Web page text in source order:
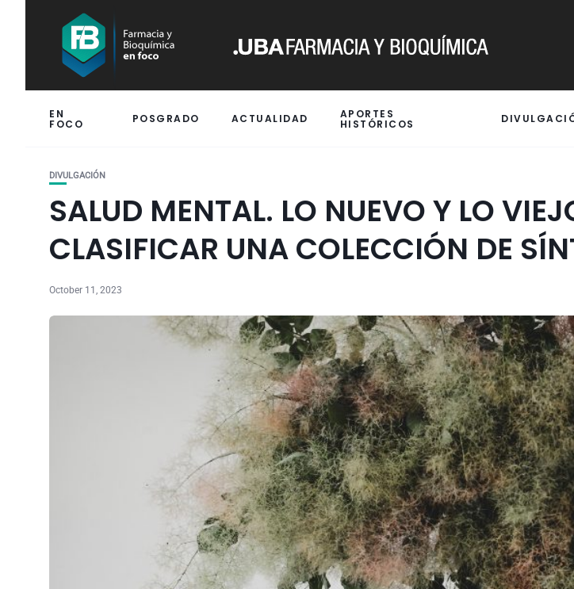
EN
FOCO POSGRADO ACTUALIDAD APORTES
HISTÓRICOS
DIVULGACIÓN
SALUD MENTAL. LO NUEVO Y LO
CLASIFICAR UNA COLECCIÓN DE
October 11, 2023